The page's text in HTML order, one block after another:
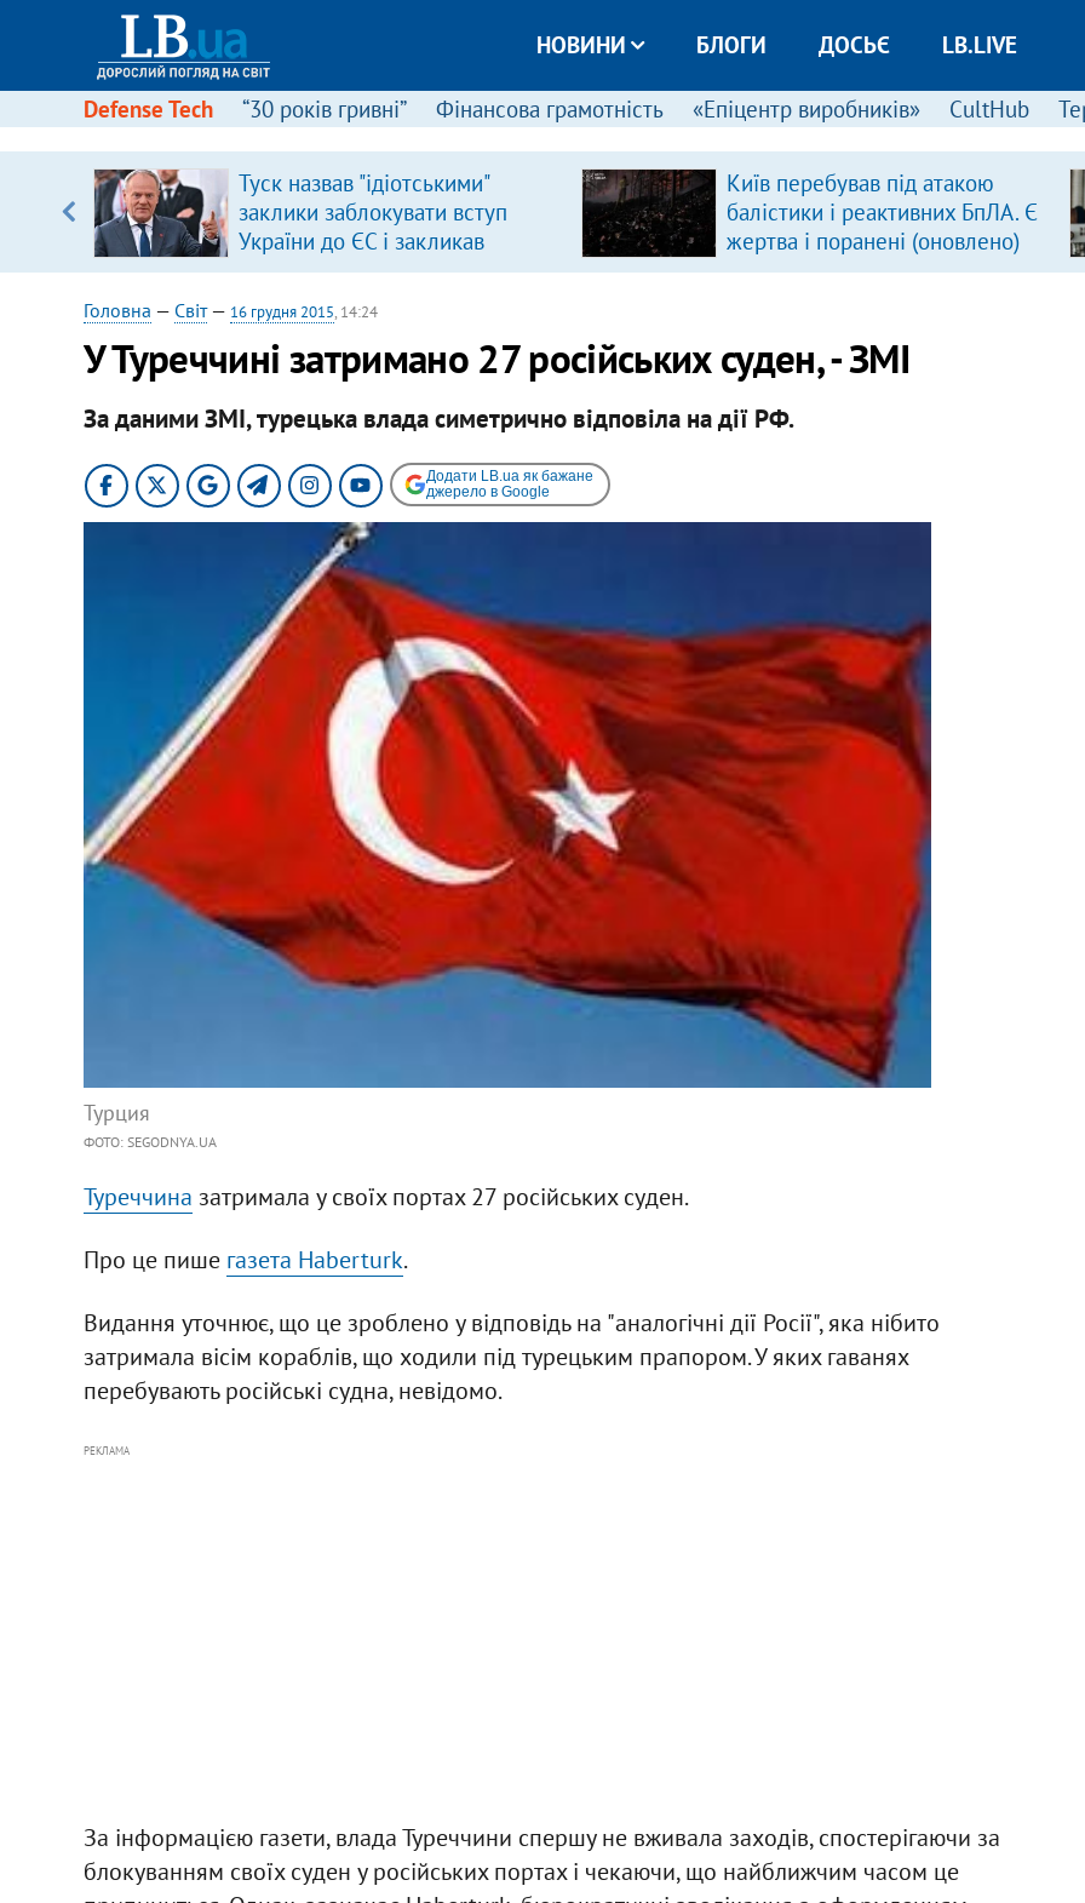
НОВИНИ БЛОГИ ДОСЬЄ LB.LIVE
Defense Tech “30 років гривні” Фінансова грамотність «Епіцентр виробників» CultHub
Туск назвав "ідіотськими"
заклики заблокувати вступ
України до ЄС і закликав
припинити антиукраїнську
риторику
Київ перебував під атакою
балістики і реактивних БпЛА. Є
жертва і поранені (оновлено)
Головна — Світ— 16 грудня 2015, 14:24
У Туреччині затримано 27 російських суден, - ЗМІ
За даними ЗМІ, турецька влада симетрично відповіла на дії РФ.
Додати LB.ua як бажане
джерело в Google
Турция
ФОТО: SEGODNYA.UA
Туреччина затримала у своїх портах 27 російських суден.
Про це пише газета Haberturk.
Видання уточнює, що це зроблено у відповідь на "аналогічні дії Росії", яка нібито
затримала вісім кораблів, що ходили під турецьким прапором. У яких гаванях
перебувають російські судна, невідомо.
РЕКЛАМА
За інформацією газети, влада Туреччини спершу не вживала заходів, спостерігаючи за
блокуванням своїх суден у російських портах і чекаючи, що найближчим часом це